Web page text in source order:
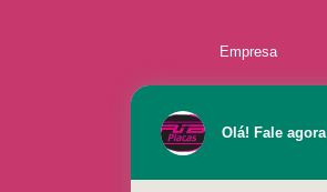
Empresa
Olá! Fale